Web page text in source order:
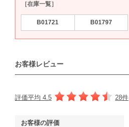
［在庫一覧］
B01721 B01797
お客様レビュー
評価平均 4.5 28件
お客様の評価
15件